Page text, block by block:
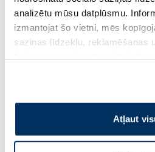
analizētu mūsu datplūsmu.
izmantojat šo vietni, mēs
saziņas līdzekļu, reklamēšanas
pakalpojumus. Ja piekrītat šo
izmantošanai, lūdzu, atzīmējiet
Atļaut
Sportam un